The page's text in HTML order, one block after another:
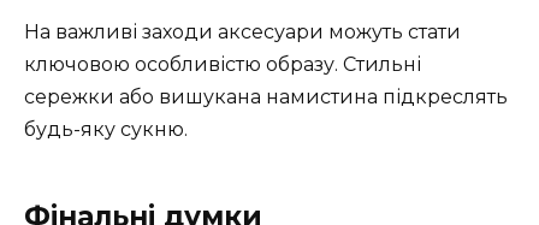
На важливі заходи аксесуари можуть стати
ключовою особливістю образу. Стильні
сережки або вишукана намистина підкреслять
будь-яку сукню.
Фінальні думки